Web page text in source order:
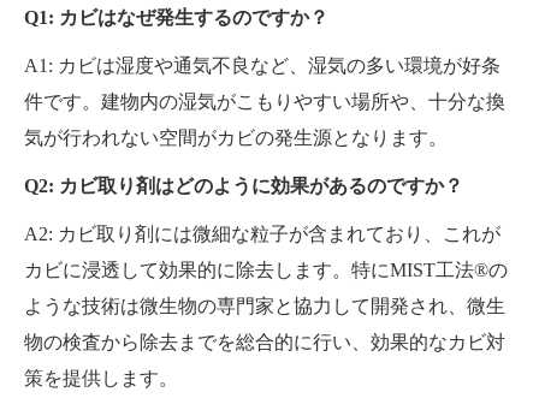
Q1: カビはなぜ発生するのですか？
A1: カビは湿度や通気不良など、湿気の多い環境が好条
件です。建物内の湿気がこもりやすい場所や、十分な換
気が行われない空間がカビの発生源となります。
Q2: カビ取り剤はどのように効果があるのですか？
A2: カビ取り剤には微細な粒子が含まれており、これが
カビに浸透して効果的に除去します。特にMIST工法®の
ような技術は微生物の専門家と協力して開発され、微生
物の検査から除去までを総合的に行い、効果的なカビ対
策を提供します。